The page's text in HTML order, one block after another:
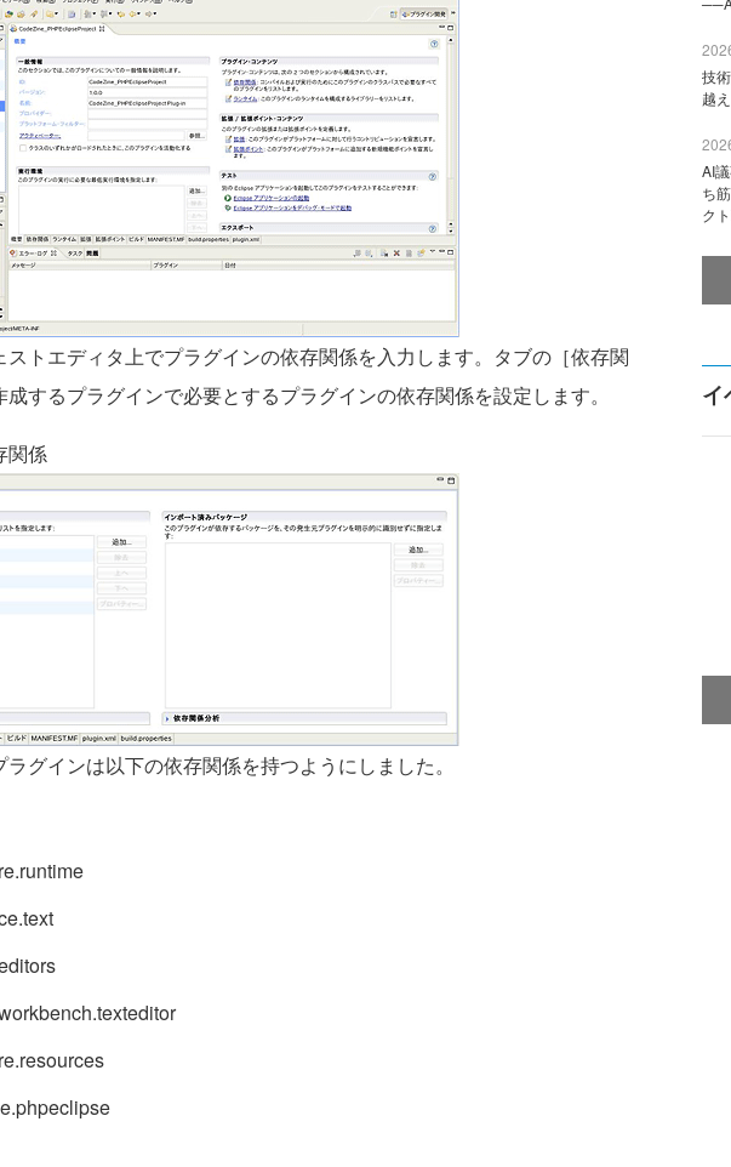
トエディタ上でプラグインの依存関係を入力します。タブの［依存関
するプラグインで必要とするプラグインの依存関係を設定します。
関係
グインは以下の依存関係を持つようにしました。
技
越
AI
ち
ク
イ